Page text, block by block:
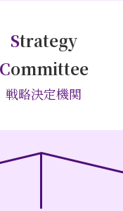
Strategy
Committee
戦略決定機関